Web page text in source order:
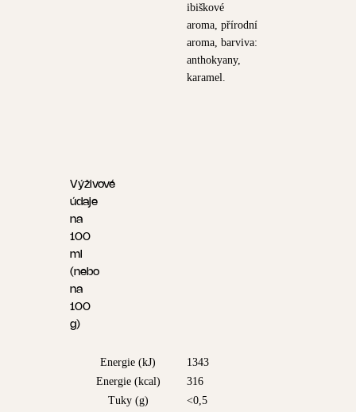
ibiškové
aroma, přírodní
aroma, barviva:
anthokyany,
karamel.
Výživové
údaje
na
100
ml
(nebo
na
100
g)
Energie (kJ)
1343
Energie (kcal)
316
Tuky (g)
<0,5